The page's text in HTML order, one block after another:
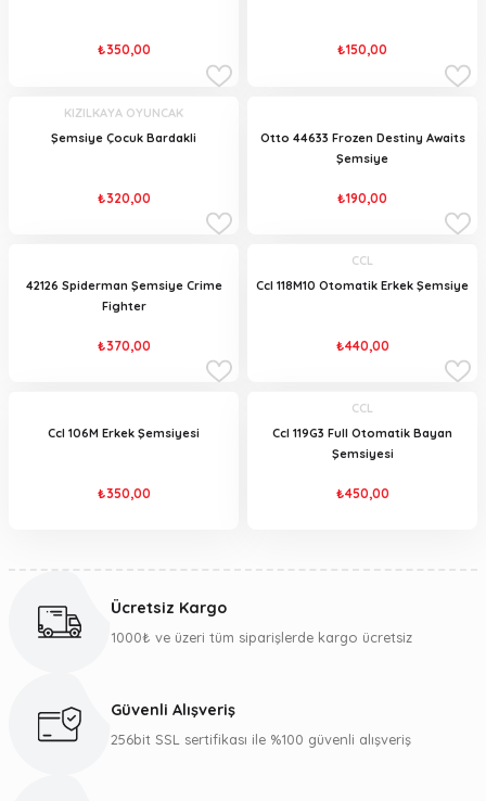
₺350,00 ₺150,00
KIZILKAYA OYUNCAK
Şemsiye Çocuk Bardakli
₺320,00
Otto 44633 Frozen Destiny Awaits
Şemsiye
₺190,00
42126 Spiderman Şemsiye Crime
Fighter
₺370,00
CCL
Ccl 118M10 Otomatik Erkek Şemsiye
₺440,00
Ccl 106M Erkek Şemsiyesi
₺350,00
CCL
Ccl 119G3 Full Otomatik Bayan
Şemsiyesi
₺450,00
Ücretsiz Kargo
1000₺ ve üzeri tüm siparişlerde kargo ücretsiz
Güvenli Alışveriş
256bit SSL sertifikası ile %100 güvenli alışveriş